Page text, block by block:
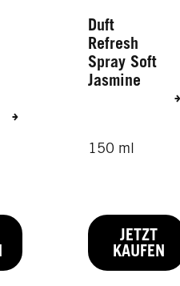
Duft
Refresh
Spray Soft
Jasmine
150 ml
JETZT
KAUFEN